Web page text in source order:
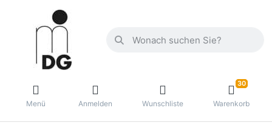
Menü Anmelden Wunschliste
30
Warenkorb